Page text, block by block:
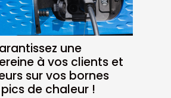
une
à vos clients et
sur vos bornes
de chaleur !